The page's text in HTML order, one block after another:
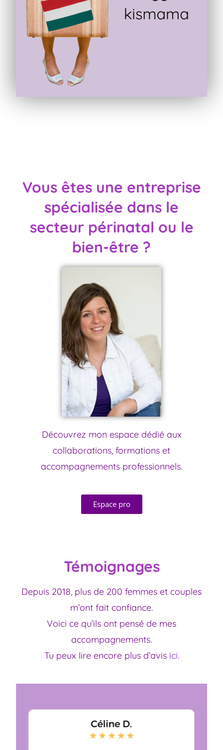
Vous êtes une entreprise
spécialisée dans le
secteur périnatal ou le
bien-être ?
Découvrez mon espace dédié aux
collaborations, formations et
accompagnements professionnels.
Espace pro
Témoignages
Depuis 2018, plus de 200 femmes et couples
m’ont fait confiance.
Voici ce qu’ils ont pensé de mes
accompagnements.
Tu peux lire encore plus d’avis ici.